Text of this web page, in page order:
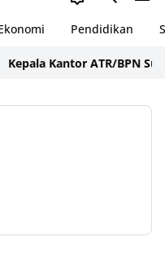
Pendidikan
Kantor ATR/BPN